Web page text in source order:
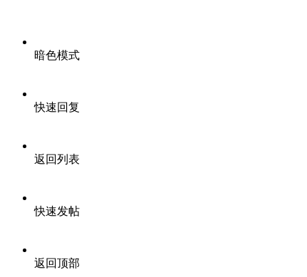
暗色模式
快速回复
返回列表
快速发帖
返回顶部